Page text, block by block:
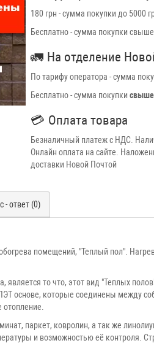
180 грн - сумма покупки до 5000
Бесплатно - сумма покупки
🚛 На отделение
По тарифу оператора - сумма
Бесплатно - сумма покупки свыше
💳 Оплата товара
Безналичный платеж с НДС.
Онлайн оплата на сайте.
доставки Новой Почтой
- ответ (0)
помещений, "Теплый пол".
то что, этот вид "Теплых
ПЭТ основе, которые соединены
отопление.
паркет, ковролин, а так же
и возможностью её контроля.